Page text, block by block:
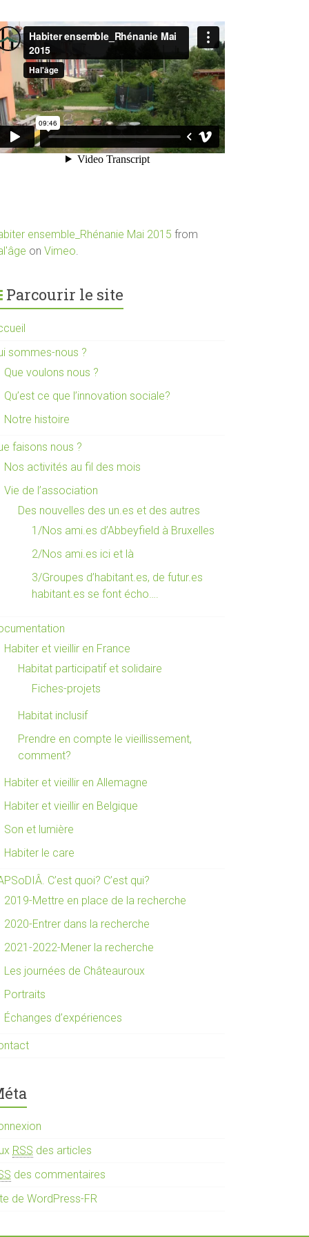
ensemble_Rhénanie Mai 2015 from
onVimeo.
Parcourir le site
sommes-nous ?
Que voulons nous ?
Qu’est ce que l’innovation sociale?
Notre histoire
faisons nous ?
Nos activités au fil des mois
Vie de l’association
Des nouvelles des un.es et des autres
1/Nos ami.es d’Abbeyfield à Bruxelles
2/Nos ami.es ici et là
3/Groupes d’habitant.es, de futur.es
habitant.es se font écho….
Habiter et vieillir en France
Habitat participatif et solidaire
Fiches-projets
Habitat inclusif
Prendre en compte le vieillissement,
comment?
Habiter et vieillir en Allemagne
Habiter et vieillir en Belgique
Son et lumière
Habiter le care
C’est quoi? C’est qui?
2019-Mettre en place de la recherche
2020-Entrer dans la recherche
2021-2022-Mener la recherche
Les journées de Châteauroux
Portraits
Échanges d’expériences
RSS des articles
des commentaires
de WordPress-FR